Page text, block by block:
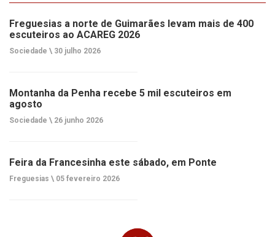
Freguesias a norte de Guimarães levam mais de 400
escuteiros ao ACAREG 2026
Sociedade \ 30 julho 2026
Montanha da Penha recebe 5 mil escuteiros em
agosto
Sociedade \ 26 junho 2026
Feira da Francesinha este sábado, em Ponte
Freguesias \ 05 fevereiro 2026